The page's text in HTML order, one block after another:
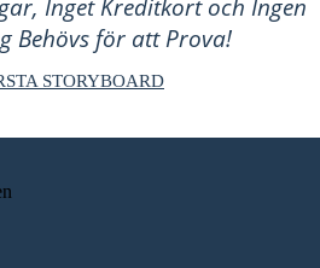
Inget Kreditkort och Ingen
Behövs för att Prova!
STORYBOARD